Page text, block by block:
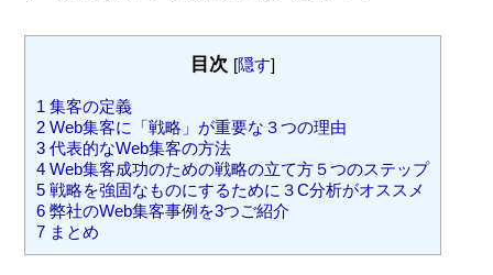
目次 [隠す]
1 集客の定義
2 Web集客に「戦略」が重要な３つの理由
3 代表的なWeb集客の方法
4 Web集客成功のための戦略の立て方５つのステップ
5 戦略を強固なものにするために３C分析がオススメ
6 弊社のWeb集客事例を3つご紹介
7 まとめ